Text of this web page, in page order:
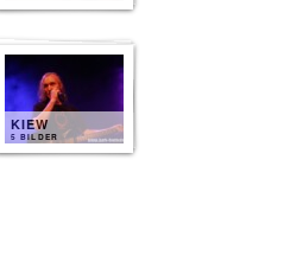
KIEW
5 BILDER